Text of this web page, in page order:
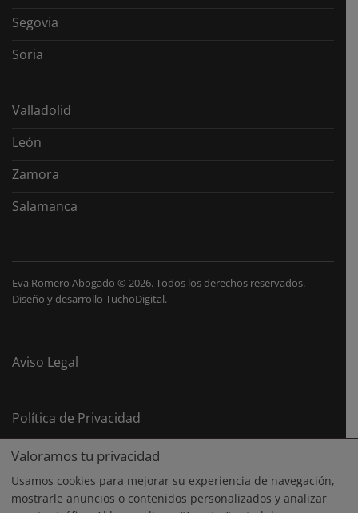
Segovia
Soria
Valladolid
León
Zamora
Salamanca
Eva Romero Abogado © 2026. Todos los derechos reservados.
Diseño y desarrollo TuchoDigital.
Aviso Legal
Política de Privacidad
Política de Cookies
Valoramos tu privacidad
Usamos cookies para mejorar su experiencia de navegación,
mostrarle anuncios o contenidos personalizados y analizar